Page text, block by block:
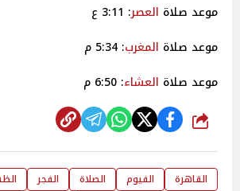
موعد صلاة العصر: 3:11 ع
موعد صلاة المغرب: 5:34 م
موعد صلاة العشاء: 6:50 م
شارك
القاهرة الفيوم الصلاة الفجر